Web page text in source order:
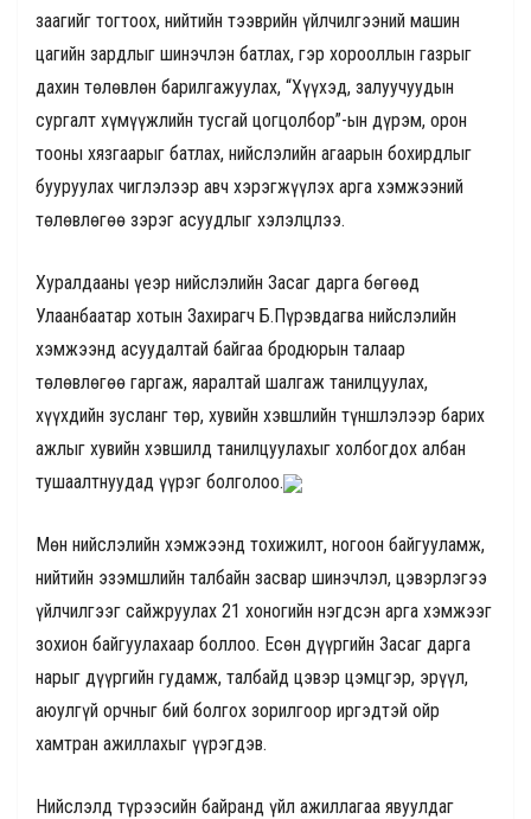
заагийг тогтоох, нийтийн тээврийн үйлчилгээний машин
цагийн зардлыг шинэчлэн батлах, гэр хорооллын газрыг
дахин төлөвлөн барилгажуулах, “Хүүхэд, залуучуудын
сургалт хүмүүжлийн тусгай цогцолбор”-ын дүрэм, орон
тооны хязгаарыг батлах, нийслэлийн агаарын бохирдлыг
бууруулах чиглэлээр авч хэрэгжүүлэх арга хэмжээний
төлөвлөгөө зэрэг асуудлыг хэлэлцлээ.
Хуралдааны үеэр нийслэлийн Засаг дарга бөгөөд
Улаанбаатар хотын Захирагч Б.Пүрэвдагва нийслэлийн
хэмжээнд асуудалтай байгаа бродюрын талаар
төлөвлөгөө гаргаж, яаралтай шалгаж танилцуулах,
хүүхдийн зусланг төр, хувийн хэвшлийн түншлэлээр барих
ажлыг хувийн хэвшилд танилцуулахыг холбогдох албан
тушаалтнуудад үүрэг болголоо.
Мөн нийслэлийн хэмжээнд тохижилт, ногоон байгууламж,
нийтийн эзэмшлийн талбайн засвар шинэчлэл, цэвэрлэгээ
үйлчилгээг сайжруулах 21 хоногийн нэгдсэн арга хэмжээг
зохион байгуулахаар боллоо. Есөн дүүргийн Засаг дарга
нарыг дүүргийн гудамж, талбайд цэвэр цэмцгэр, эрүүл,
аюулгүй орчныг бий болгох зорилгоор иргэдтэй ойр
хамтран ажиллахыг үүрэгдэв.
Нийслэлд түрээсийн байранд үйл ажиллагаа явуулдаг